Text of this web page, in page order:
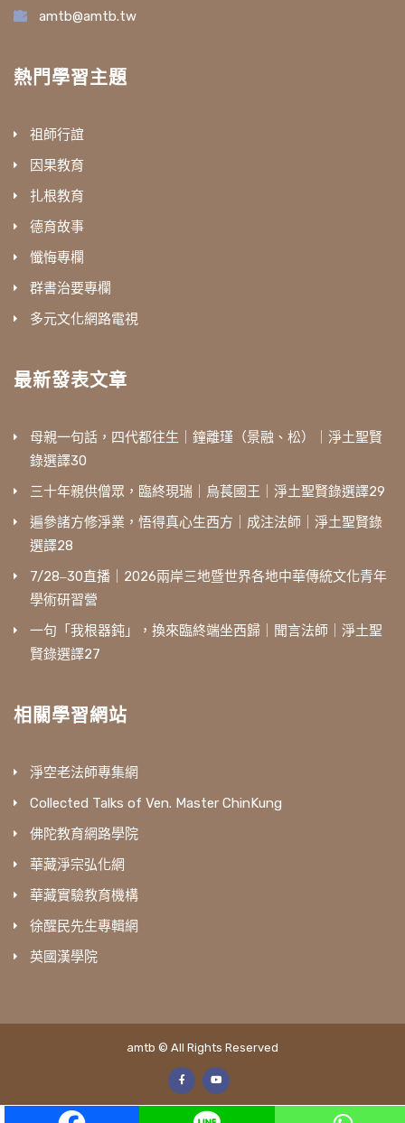
amtb@amtb.tw
熱門學習主題
祖師行誼
因果教育
扎根教育
德育故事
懺悔專欄
群書治要專欄
多元文化網路電視
最新發表文章
母親一句話，四代都往生｜鐘離瑾（景融、松）｜淨土聖賢
錄選譯30
三十年親供僧眾，臨終現瑞｜烏萇國王｜淨土聖賢錄選譯29
遍參諸方修淨業，悟得真心生西方｜成注法師｜淨土聖賢錄
選譯28
7/28‒30直播｜2026兩岸三地暨世界各地中華傳統文化青年
學術研習營
一句「我根器鈍」，換來臨終端坐西歸｜聞言法師｜淨土聖
賢錄選譯27
相關學習網站
淨空老法師專集網
Collected Talks of Ven. Master ChinKung
佛陀教育網路學院
華藏淨宗弘化網
華藏實驗教育機構
徐醒民先生專輯網
英國漢學院
amtb © All Rights Reserved